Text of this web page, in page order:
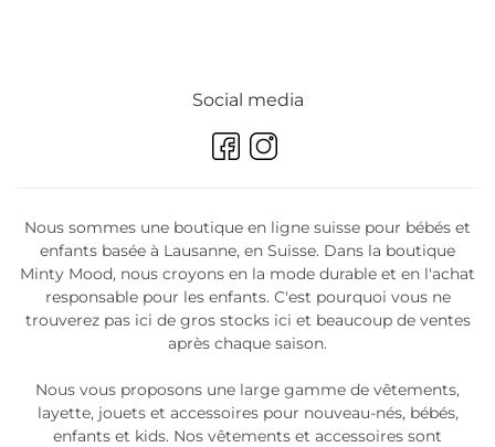
Social media
Nous sommes une boutique en ligne suisse pour bébés et
enfants basée à Lausanne, en Suisse. Dans la boutique
Minty Mood, nous croyons en la mode durable et en l'achat
responsable pour les enfants. C'est pourquoi vous ne
trouverez pas ici de gros stocks ici et beaucoup de ventes
après chaque saison.
Nous vous proposons une large gamme de vêtements,
layette, jouets et accessoires pour nouveau-nés, bébés,
enfants et kids. Nos vêtements et accessoires sont